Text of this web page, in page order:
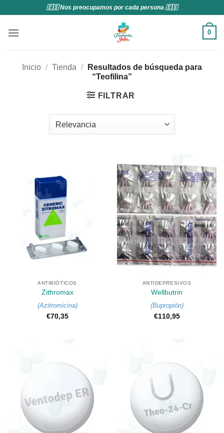
contenido
🇪🇸 Nos preocupamos por cada persona 🇪🇸
0
Inicio / Tienda /
Resultados de búsqueda para
“Teofilina”
FILTRAR
ANTIBIÓTICOS
Zithromax
(Azitromicina)
€70,35
ANTIDEPRESIVOS
Wellbutrin
(Bupropión)
€110,95